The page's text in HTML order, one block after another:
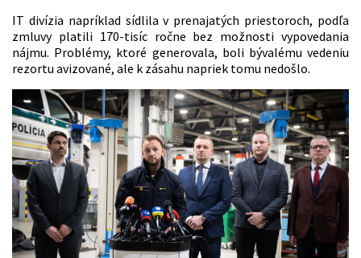
IT divízia napríklad sídlila v prenajatých priestoroch, podľa
zmluvy platili 170-tisíc ročne bez možnosti vypovedania
nájmu. Problémy, ktoré generovala, boli bývalému vedeniu
rezortu avizované, ale k zásahu napriek tomu nedošlo.